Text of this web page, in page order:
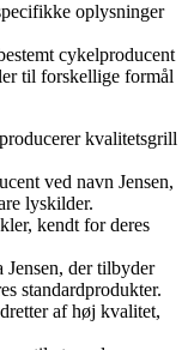
oplysninger
cykelproducent
til forskellige formål
kvalitetsgrill
ved navn Jensen,
lyskilder.
kendt for deres
Jensen, der tilbyder
standardprodukter.
af høj kvalitet,